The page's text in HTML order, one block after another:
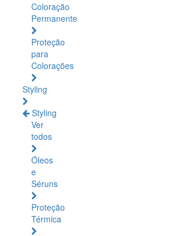
Coloração
Permanente
Proteção
para
Colorações
Styling
Styling
Ver
todos
Óleos
e
Séruns
Proteção
Térmica